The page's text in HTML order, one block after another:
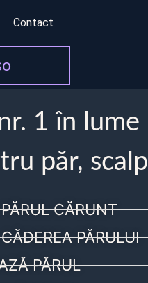
Contact
1 în
păr,
CĂRUNT
PĂRULUI
PĂRUL